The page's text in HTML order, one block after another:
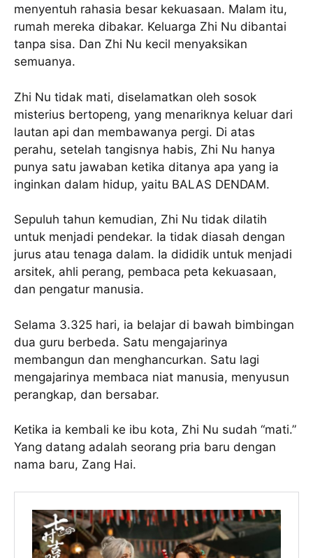
menyentuh rahasia besar kekuasaan. Malam itu,
rumah mereka dibakar. Keluarga Zhi Nu dibantai
tanpa sisa. Dan Zhi Nu kecil menyaksikan
semuanya.
Zhi Nu tidak mati, diselamatkan oleh sosok
misterius bertopeng, yang menariknya keluar dari
lautan api dan membawanya pergi. Di atas
perahu, setelah tangisnya habis, Zhi Nu hanya
punya satu jawaban ketika ditanya apa yang ia
inginkan dalam hidup, yaitu BALAS DENDAM.
Sepuluh tahun kemudian, Zhi Nu tidak dilatih
untuk menjadi pendekar. Ia tidak diasah dengan
jurus atau tenaga dalam. Ia dididik untuk menjadi
arsitek, ahli perang, pembaca peta kekuasaan,
dan pengatur manusia.
Selama 3.325 hari, ia belajar di bawah bimbingan
dua guru berbeda. Satu mengajarinya
membangun dan menghancurkan. Satu lagi
mengajarinya membaca niat manusia, menyusun
perangkap, dan bersabar.
Ketika ia kembali ke ibu kota, Zhi Nu sudah “mati.”
Yang datang adalah seorang pria baru dengan
nama baru, Zang Hai.